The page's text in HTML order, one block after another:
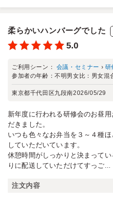
柔らかいハンバーグでした
5.0
ご利用シーン： 会議・セミナー › 研
参加者の年齢：不明 男女比： 男女混
東京都千代田区九段南2026/05/29
新年度に行われる研修会のお昼
だきました。
いつも色々なお弁当を３～４種
していただいています。
休憩時間がしっかりと決まって
りに配送していただけてすっご...
注文内容